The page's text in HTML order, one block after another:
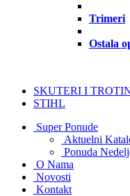
Trimeri
Ostala
SKUTERI I
STIHL
Super Ponude
Aktuelni
Ponuda
O Nama
Novosti
Kontakt